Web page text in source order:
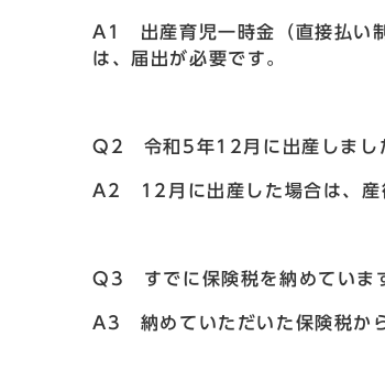
A1 出産育児一時金（直接払い
は、届出が必要です。
Q2 令和5年12月に出産しまし
A2 12月に出産した場合は、産
Q3 すでに保険税を納めていま
A3 納めていただいた保険税か